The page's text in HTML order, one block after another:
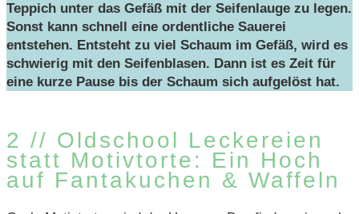
Teppich unter das Gefäß mit der Seifenlauge zu legen.
Sonst kann schnell eine ordentliche Sauerei
entstehen. Entsteht zu viel Schaum im Gefäß, wird es
schwierig mit den Seifenblasen. Dann ist es Zeit für
eine kurze Pause bis der Schaum sich aufgelöst hat.
2 // Oldschool Leckereien
statt Motivtorte: Ein Hoch
auf Fantakuchen & Waffeln